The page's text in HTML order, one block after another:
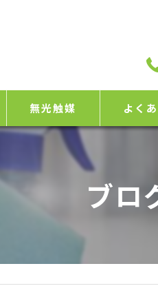
一覧
類
無光触媒 よく
ブロ